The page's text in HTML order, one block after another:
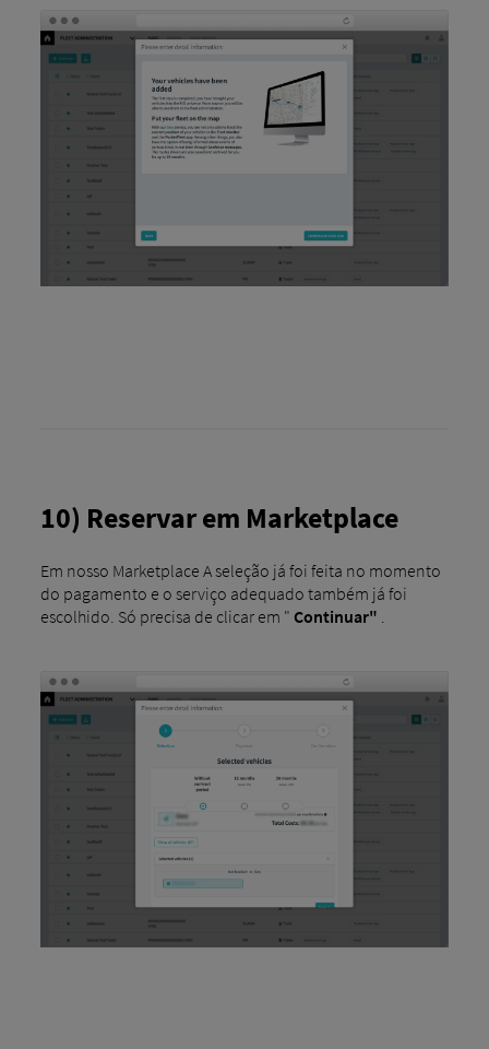
10) Reservar em Marketplace
Em nosso Marketplace A seleção já foi feita no momento
do pagamento e o serviço adequado também já foi
escolhido. Só precisa de clicar em " Continuar"